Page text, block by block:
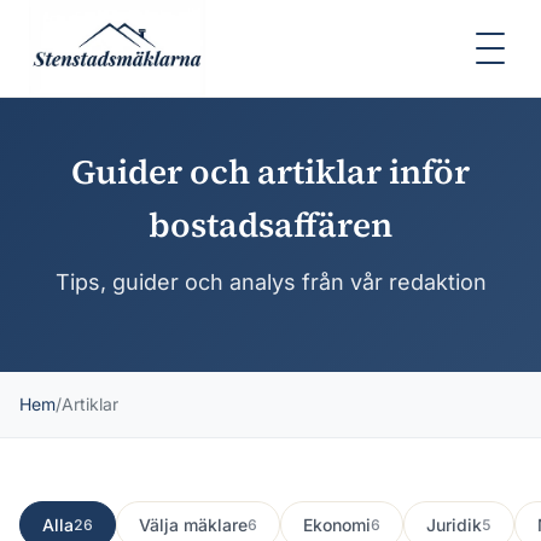
Guider och artiklar inför
bostadsaffären
Tips, guider och analys från vår redaktion
Hem/Artiklar
Alla26 Välja mäklare6 Ekonomi6 Juridik5